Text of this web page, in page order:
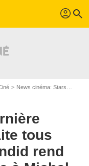
profil search
News cinéma: Stars
tous
rend